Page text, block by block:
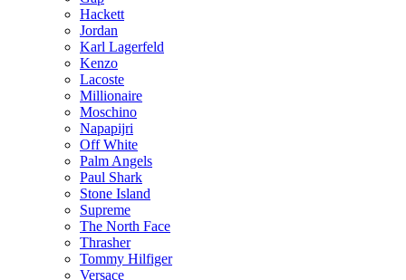
Hackett
Jordan
Karl Lagerfeld
Kenzo
Lacoste
Millionaire
Moschino
Napapijri
Off White
Palm Angels
Paul Shark
Stone Island
Supreme
The North Face
Thrasher
Tommy Hilfiger
Versace